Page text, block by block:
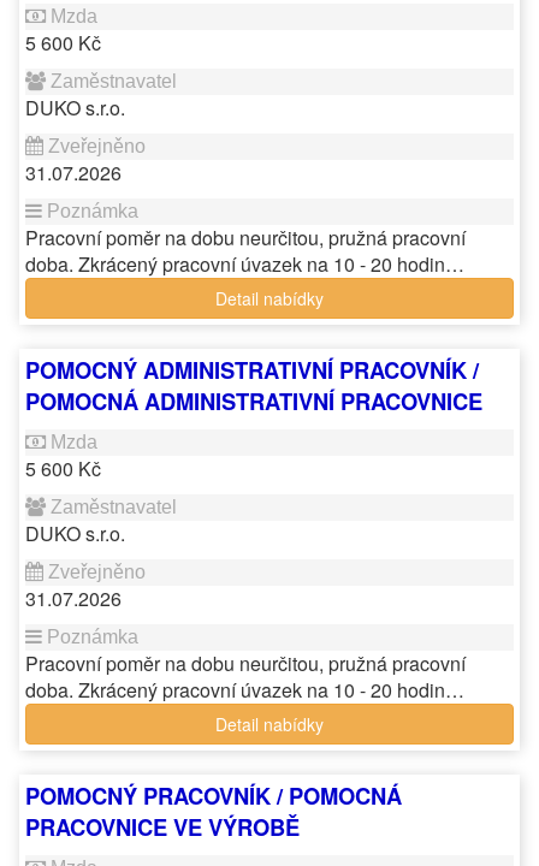
5 600 Kč
DUKO s.r.o.
31.07.2026
Pracovní poměr na dobu neurčitou, pružná pracovní
doba. Zkrácený pracovní úvazek na 10 - 20 hodin…
Detail nabídky
POMOCNÝ ADMINISTRATIVNÍ PRACOVNÍK /
POMOCNÁ ADMINISTRATIVNÍ PRACOVNICE
5 600 Kč
DUKO s.r.o.
31.07.2026
Pracovní poměr na dobu neurčitou, pružná pracovní
doba. Zkrácený pracovní úvazek na 10 - 20 hodin…
Detail nabídky
POMOCNÝ PRACOVNÍK / POMOCNÁ
PRACOVNICE VE VÝROBĚ